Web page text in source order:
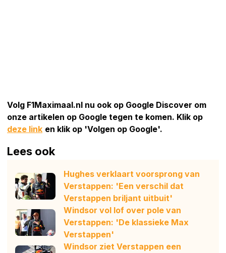
Volg F1Maximaal.nl nu ook op Google Discover om
onze artikelen op Google tegen te komen. Klik op
deze link en klik op 'Volgen op Google'.
Lees ook
Hughes verklaart voorsprong van
Verstappen: 'Een verschil dat
Verstappen briljant uitbuit'
Windsor vol lof over pole van
Verstappen: 'De klassieke Max
Verstappen'
Windsor ziet Verstappen een